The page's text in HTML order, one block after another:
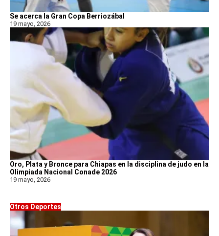
Se acerca la Gran Copa Berriozábal
19 mayo, 2026
Oro, Plata y Bronce para Chiapas en la disciplina de judo en la
Olimpiada Nacional Conade 2026
19 mayo, 2026
Otros Deportes